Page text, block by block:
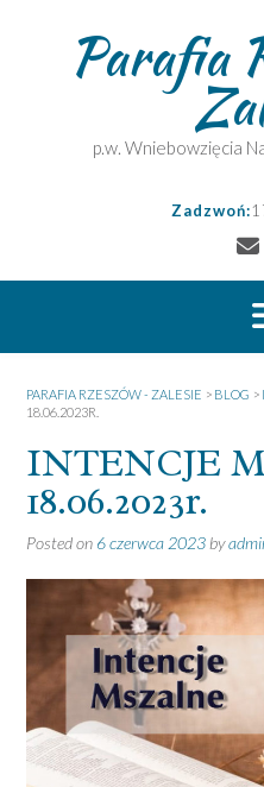
Parafia
p.w. Wniebowzięcia
Zadzwoń:
PARAFIA RZESZÓW - ZALESIE > BLOG >
18.06.2023R.
INTENCJE
18.06.2023r.
Posted on 6 czerwca 2023 by